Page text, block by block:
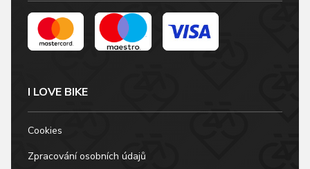
I LOVE BIKE
Cookies
Zpracování osobních údajů